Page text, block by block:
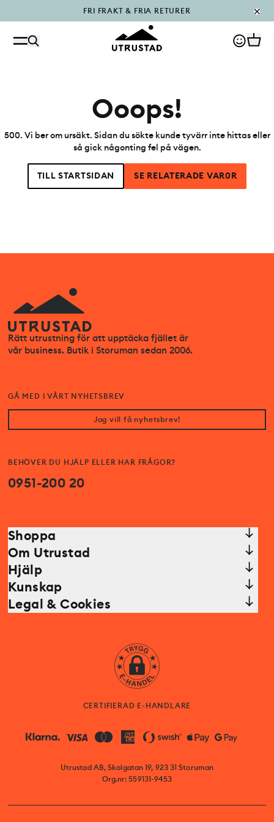
FRI FRAKT & FRIA RETURER
PÅFYLLT I OUTLET
Ooops!
500. Vi ber om ursäkt. Sidan du sökte kunde tyvärr inte hittas eller
så gick någonting fel på vägen.
TILL STARTSIDAN SE RELATERADE VAR0R
Rätt utrustning för att upptäcka fjället är
vår business. Butik i Storuman sedan 2006.
BEHÖVER DU HJÄLP ELLER HAR FRÅGOR?
0951-200 20
GÅ MED I VÅRT NYHETSBREV
Jag vill få nyhetsbrev!
Shoppa
Om Utrustad
Hjälp
Kunskap
Legal & Cookies
CERTIFIERAD E-HANDLARE
Utrustad AB, Skolgatan 19, 923 31 Storuman
Org.nr: 559131-9453